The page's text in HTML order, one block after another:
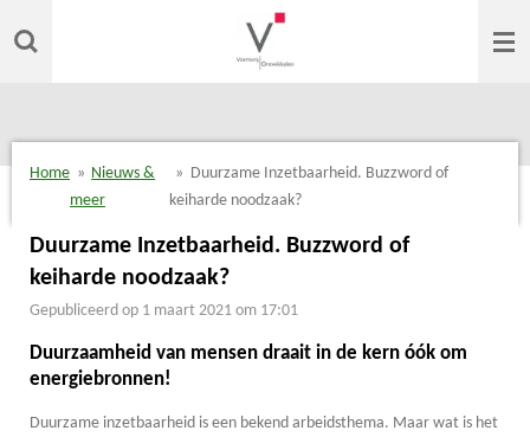
direct
Home » Nieuws &
meer
» Duurzame Inzetbaarheid. Buzzword of
keiharde noodzaak?
Duurzame Inzetbaarheid. Buzzword of
keiharde noodzaak?
Gepubliceerd op 1 maart 2021 om 17:01
Duurzaamheid van mensen draait in de kern óók om
energiebronnen!
Duurzame inzetbaarheid is een bekend arbeidsthema. Maar wat is het